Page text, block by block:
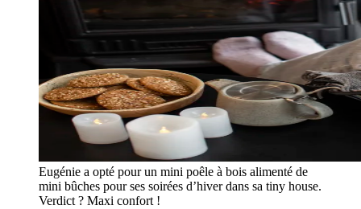
Eugénie a opté pour un mini poêle à bois alimenté de
mini bûches pour ses soirées d’hiver dans sa tiny house.
Verdict ? Maxi confort !